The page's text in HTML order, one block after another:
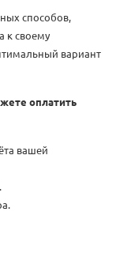
способов,
к своему
вариант
оплатить
вашей